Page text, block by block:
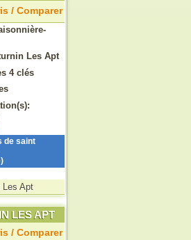
/ Comparer
Les Apt
4 clés
de saint
Les Apt
LES APT
/ Comparer